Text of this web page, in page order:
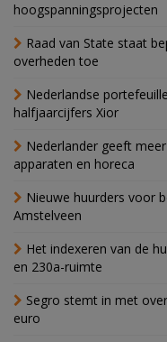
hoogspanningsprojecten
Raad van State staat
overheden toe
Nederlandse
halfjaarcijfers Xior
Nederlander geeft
apparaten en horeca
Nieuwe huurders voor
Amstelveen
Het indexeren van de
en 230a-ruimte
Segro stemt in met
euro